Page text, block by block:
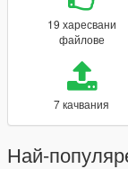
19 харесвани
файлове
7 качвания
Най-